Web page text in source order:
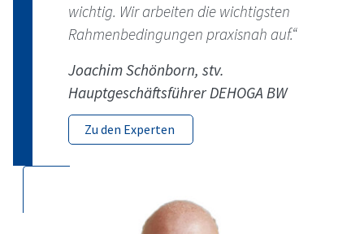
wichtig. Wir arbeiten die wichtigsten
Rahmenbedingungen praxisnah auf.“
Joachim Schönborn, stv.
HauptgeschäftsführerDEHOGA BW
Zu den Experten